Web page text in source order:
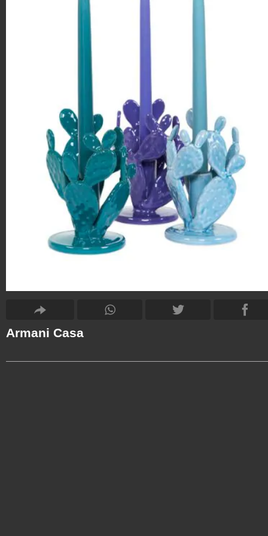
Armani Casa